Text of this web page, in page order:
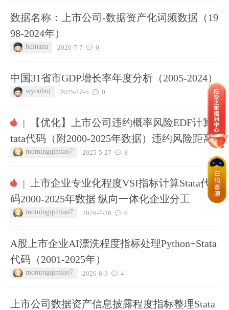
数据名称：上市公司-数据资产化词频数据（19
98-2024年）
huinana 2026-7-7 0
中国31省市GDP增长率年度分析（2005-2024）
wyouhui 2025-12-5 0
|
【优化】上市公司违约概率风险EDF计算S
tata代码（附2000-2025年数据）违约风险距离
momingqimiao7 2025-5-27 8
|
上市企业专业化程度VSI指标计算Stata代
码2000-2025年数据 纵向一体化企业分工
momingqimiao7 2026-7-30 6
A股上市企业AI漂洗程度指标处理Python+Stata
代码（2001-2025年）
momingqimiao7 2026-8-3 4
上市公司数据资产信息披露程度指标整理Stata